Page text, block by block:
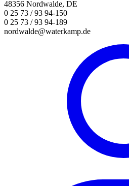
48356 Nordwalde, DE
0 25 73 / 93 94-150
0 25 73 / 93 94-189
nordwalde@waterkamp.de